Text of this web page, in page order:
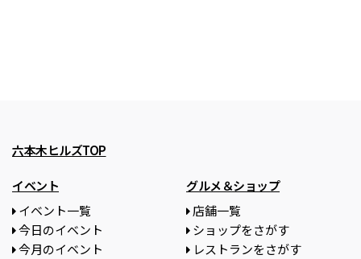
六本木ヒルズTOP
イベント
イベント一覧
今日のイベント
今月のイベント
グルメ＆ショップ
店舗一覧
ショップをさがす
レストランをさがす